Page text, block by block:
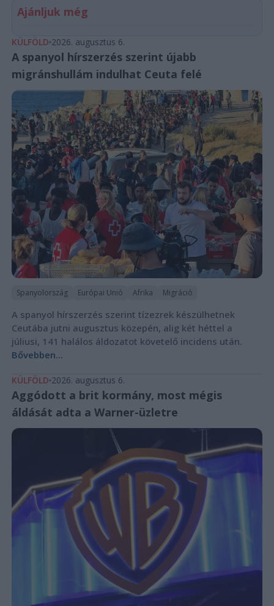
Ajánljuk még
KÜLFÖLD 2026. augusztus 6.
A spanyol hírszerzés szerint újabb
migránshullám indulhat Ceuta felé
Spanyolország Európai Unió Afrika Migráció
A spanyol hírszerzés szerint tízezrek készülhetnek
Ceutába jutni augusztus közepén, alig két héttel a
júliusi, 141 halálos áldozatot követelő incidens után.
Bővebben...
KÜLFÖLD 2026. augusztus 6.
Aggódott a brit kormány, most mégis
áldását adta a Warner-üzletre